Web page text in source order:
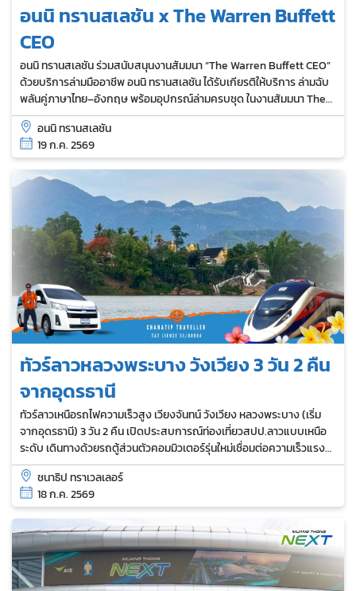
อนนิ ทรานสเลชัน x The Warren Buffett
CEO
อนนิ ทรานสเลชัน ร่วมสนับสนุนงานสัมมนา “The Warren Buffett CEO”
ด้วยบริการล่ามมืออาชีพ อนนิ ทรานสเลชัน ได้รับเกียรติให้บริการ ล่ามฉับ
พลันคู่ภาษาไทย–อังกฤษ พร้อมอุปกรณ์ล่ามครบชุด ในงานสัมมนา The
Warren Buffett CEO ซึ่งจัดโดย TFS – True Friend Society เมื่อวันที่
16 กรกฎาคม 2569...
อนนิ ทรานสเลชัน
19 ก.ค. 2569
ทัวร์ลาวหลวงพระบาง วังเวียง 3 วัน 2 คืน
จากอุดรธานี
ทัวร์ลาวเหนือรถไฟความเร็วสูง เวียงจันทน์ วังเวียง หลวงพระบาง (เริ่ม
จากอุดรธานี) 3 วัน 2 คืน เปิดประสบการณ์ท่องเที่ยวสปป.ลาวแบบเหนือ
ระดับ เดินทางด้วยรถตู้ส่วนตัวคอมมิวเตอร์รุ่นใหม่เชื่อมต่อความเร็วแรง
กับรถไฟลาว-จีน (LCR) พาลัดเลาะสัมผัสวัฒนธรรมเมืองมรดกโลกหลวง
พระบาง...
ชนาธิป ทราเวลเลอร์
18 ก.ค. 2569